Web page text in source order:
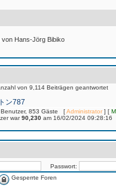
von Hans-Jörg Bibiko
von 9,114 Beiträgen geantwortet
ン787
Benutzer, 853 Gäste [Administrator] [
war90,230 am 16/02/2024 09:28:16
Passwort:
Gesperrte Foren